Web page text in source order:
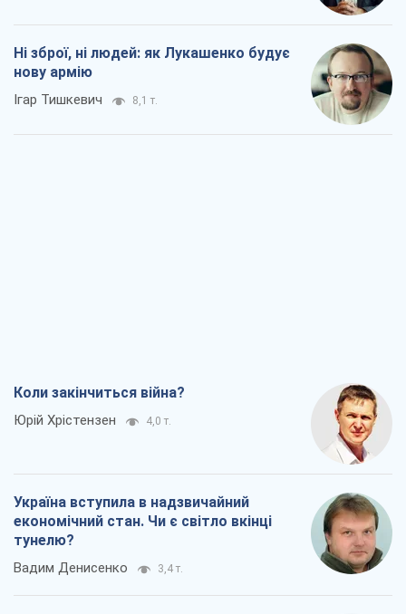
Ні зброї, ні людей: як Лукашенко будує
нову армію
Ігар Тишкевич 8,1 т.
Коли закінчиться війна?
Юрій Хрістензен 4,0 т.
Україна вступила в надзвичайний
економічний стан. Чи є світло вкінці
тунелю?
Вадим Денисенко 3,4 т.